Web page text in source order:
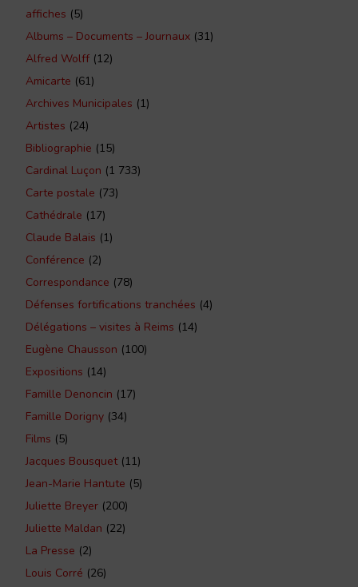
affiches (5)
Albums – Documents – Journaux (31)
Alfred Wolff (12)
Amicarte (61)
Archives Municipales (1)
Artistes (24)
Bibliographie (15)
Cardinal Luçon (1 733)
Carte postale (73)
Cathédrale (17)
Claude Balais (1)
Conférence (2)
Correspondance (78)
Défenses fortifications tranchées (4)
Délégations – visites à Reims (14)
Eugène Chausson (100)
Expositions (14)
Famille Denoncin (17)
Famille Dorigny (34)
Films (5)
Jacques Bousquet(11)
Jean-Marie Hantute (5)
Juliette Breyer (200)
Juliette Maldan (22)
La Presse (2)
Louis Corré (26)